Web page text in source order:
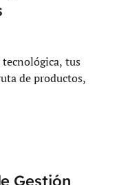
tus
de productos,
Gestión